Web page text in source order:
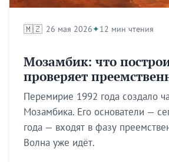
🇲🇿 26 мая 2026 12 мин чтения
Мозамбик: что
проверяет
Перемирие 1992 года создало
Мозамбика. Его основатели —
года — входят в фазу
Волна уже идёт.